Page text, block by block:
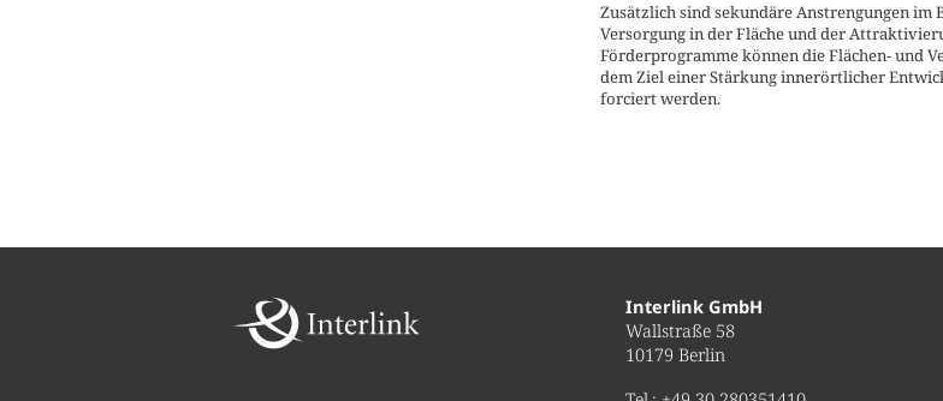
Zusätzlich sind sekundäre Anstrengungen
Versorgung in der Fläche und der
Förderprogramme können die Flächen- und
dem Ziel einer Stärkung innerörtlicher
forciert werden.
Interlink GmbH
Wallstraße 58
10179 Berlin